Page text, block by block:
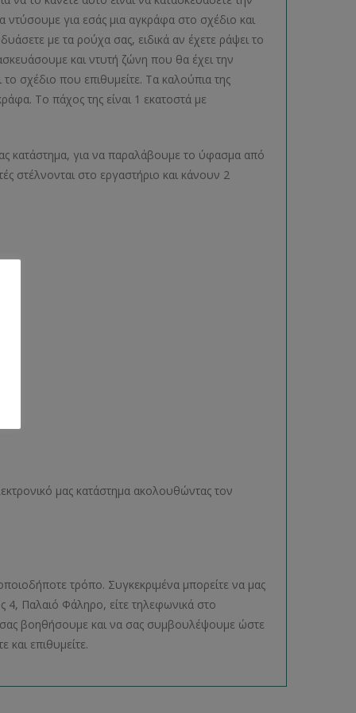
για εσάς μια αγκράφα στο σχέδιο και
με τα ρούχα σας, ειδικά αν έχετε ράψει το
και ντυτή ζώνη που θα έχει την
σχέδιο που επιθυμείτε. Τα καλούπια της
Το πάχος της είναι 1 εκατοστά με
κατάστημα, για να παραλάβουμε το ύφασμα από
στέλνονται στο εργαστήριο και κάνουν 2
μας κατάστημα ακολουθώντας τον
τρόπο. Συγκεκριμένα μπορείτε να μας
4, Παλαιό Φάληρο, είτε τηλεφωνικά στο
σας βοηθήσουμε και να σας συμβουλέψουμε ώστε
και επιθυμείτε.